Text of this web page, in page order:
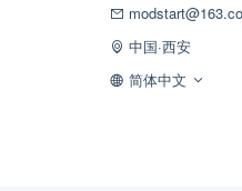
中国·西安
简体中文